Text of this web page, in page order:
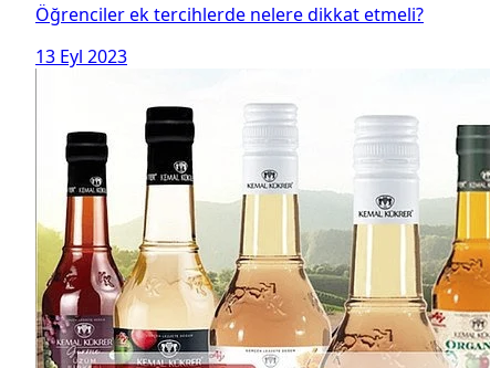
Öğrenciler ek tercihlerde nelere dikkat etmeli?
13 Eyl 2023